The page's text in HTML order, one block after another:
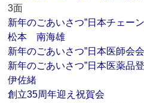
3面
新年のごあいさつ”日本チェ
松本 南海雄
新年のごあいさつ”日本医師
新年のごあいさつ”日本医薬
伊佐緒
創立35周年迎え祝賀会